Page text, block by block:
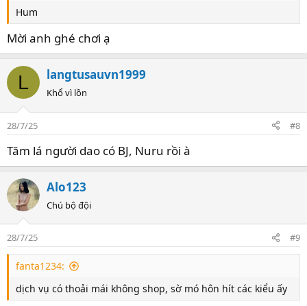
Hum
Mời anh ghé chơi ạ
L langtusauvn1999
Khổ vì lồn
28/7/25 #8
Tăm lá người dao có BJ, Nuru rồi à
Alo123
Chú bộ đội
28/7/25 #9
fanta1234:
dịch vụ có thoải mái không shop, sờ mó hôn hít các kiểu ấy